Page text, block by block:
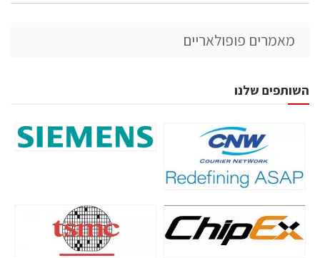
מאמרים פופולאריים
השותפים שלנו